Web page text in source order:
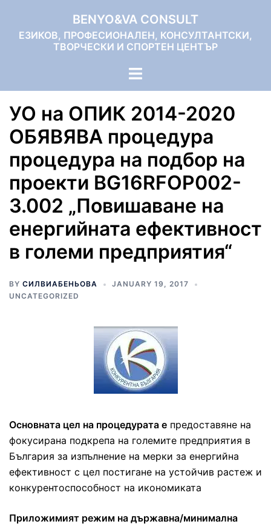
content
BENYO&VA CONSULT
ЕЗИКОВ, ПРОФЕСИОНАЛЕН, КОНСУЛТАНТСКИ,
ТВОРЧЕСКИ И СПОРТЕН ЦЕНТЪР
Toggle
УО на ОПИК 2014-2020
ОБЯВЯВА процедура
процедура на подбор на
проекти BG16RFOP002-
3.002 „Повишаване на
енергийната ефективност
в големи предприятия“
BY СИЛВИАБЕНЬОВА
JANUARY 19, 2017
UNCATEGORIZED
Основната цел на процедурата е предоставяне на
фокусирана подкрепа на големите предприятия в
България за изпълнение на мерки за енергийна
ефективност с цел постигане на устойчив растеж и
конкурентоспособност на икономиката
Приложимият режим на държавна/минимална